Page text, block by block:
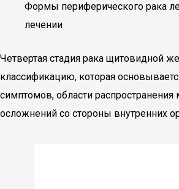
Формы периферического рака
лечении
Четвертая стадия рака щитовидной
классификацию, которая
симптомов, области распространения
осложнений со стороны внутренних